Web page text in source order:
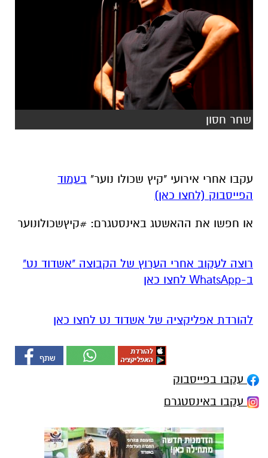
שחר חסון
עקבו אחרי אירועי "קיץ שכולו נוער" בעמוד
הפייסבוק (לחצו כאן)
או חפשו את ההאשטג באינסטגרם: #קיץשכולונוער
רוצה לעקוב אחרי הערוץ של הקבוצה "אשדוד נט"
ב-WhatsApp לחצו כאן
להורדת אפליקציה של אשדוד נט לחצו כאן
עקבו בפייסבוק
עקבו באינסטגרם